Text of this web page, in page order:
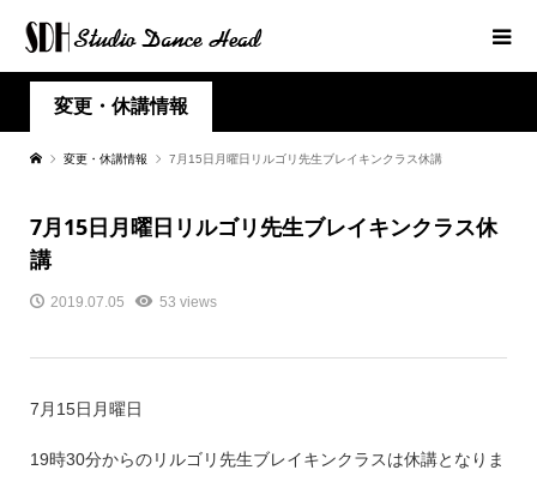
変更・休講情報
変更・休講情報 7月15日月曜日リルゴリ先生ブレイキンクラス休講
7月15日月曜日リルゴリ先生ブレイキンクラス休
講
2019.07.05 53 views
7月15日月曜日
19時30分からのリルゴリ先生ブレイキンクラスは休講となりま